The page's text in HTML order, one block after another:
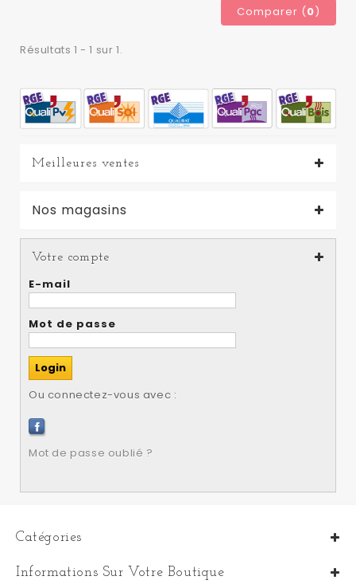
Comparer (0)
Résultats 1 - 1 sur 1.
Meilleures ventes
Nos magasins
Votre compte
E-mail
Mot de passe
Ou connectez-vous avec :
Mot de passe oublié ?
Catégories
Informations Sur Votre Boutique